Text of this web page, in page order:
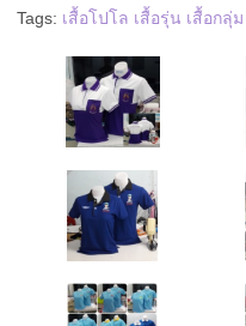
Tags: เสื้อโปโล เสื้อรุ่น เสื้อกลุ่